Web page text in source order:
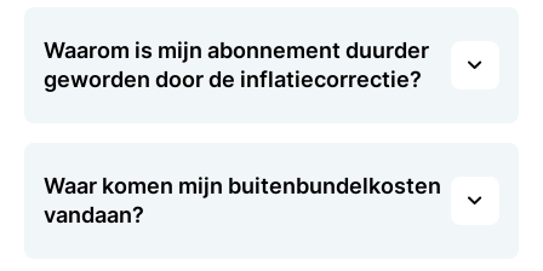
Waarom is mijn abonnement duurder
geworden door de inflatiecorrectie?
Waar komen mijn buitenbundelkosten
vandaan?